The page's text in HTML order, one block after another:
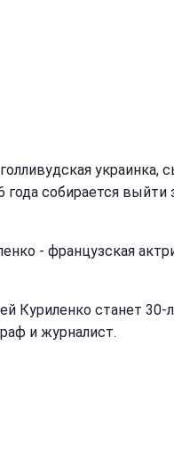
года собирается
- французская
Куриленко станет
и журналист.